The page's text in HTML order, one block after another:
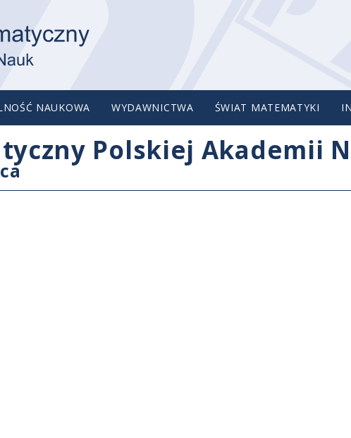
NAUKOWA WYDAWNICTWA ŚWIAT MATEMATYKI
Polskiej Akademii